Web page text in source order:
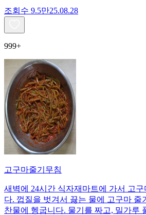
조회수 9.5만25.08.28
999+
고구마줄기무침
새벽에 24시간 식자재마트에 가서 고구
다. 껍질을 벗겨서 끓는 물에 고구마 줄
찬물에 헹굽니다. 물기를 짜고, 밀가루